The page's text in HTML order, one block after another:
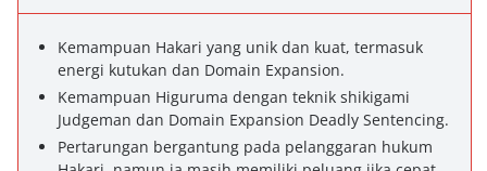
Kemampuan Hakari yang unik dan kuat, termasuk
energi kutukan dan Domain Expansion.
Kemampuan Higuruma dengan teknik shikigami
Judgeman dan Domain Expansion Deadly Sentencing.
Pertarungan bergantung pada pelanggaran hukum